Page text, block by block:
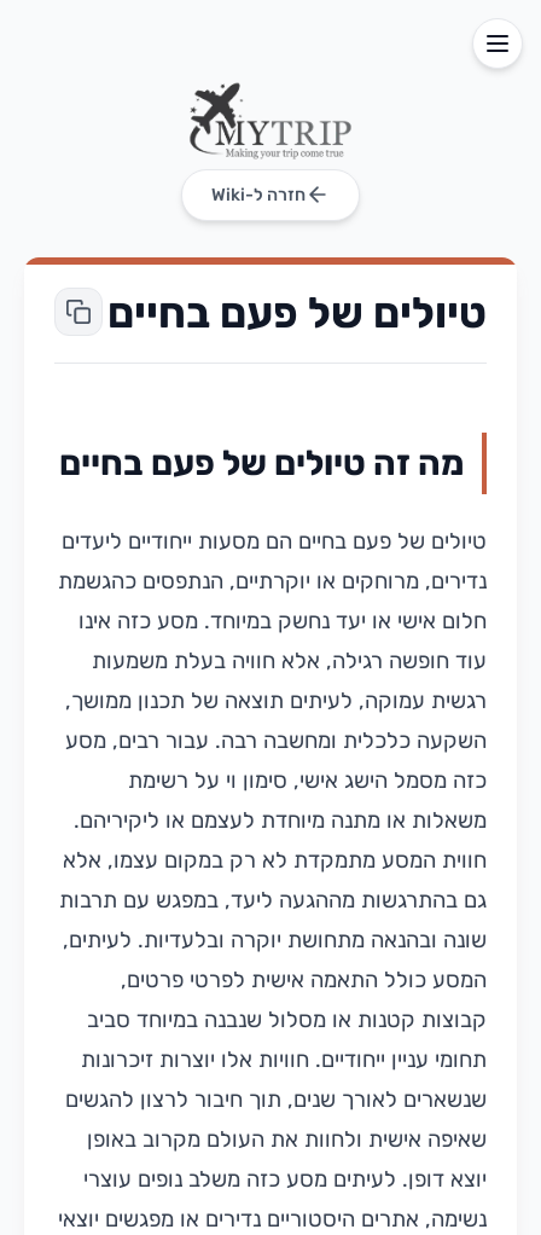
חזרה ל-Wiki
טיולים של פעם בחיים
מה זה טיולים של פעם בחיים
טיולים של פעם בחיים הם מסעות ייחודיים ליעדים
נדירים, מרוחקים או יוקרתיים, הנתפסים כהגשמת
חלום אישי או יעד נחשק במיוחד. מסע כזה אינו
עוד חופשה רגילה, אלא חוויה בעלת משמעות
רגשית עמוקה, לעיתים תוצאה של תכנון ממושך,
השקעה כלכלית ומחשבה רבה. עבור רבים, מסע
כזה מסמל הישג אישי, סימון וי על רשימת
משאלות או מתנה מיוחדת לעצמם או ליקיריהם.
חווית המסע מתמקדת לא רק במקום עצמו, אלא
גם בהתרגשות מההגעה ליעד, במפגש עם תרבות
שונה ובהנאה מתחושת יוקרה ובלעדיות. לעיתים,
המסע כולל התאמה אישית לפרטי פרטים,
קבוצות קטנות או מסלול שנבנה במיוחד סביב
תחומי עניין ייחודיים. חוויות אלו יוצרות זיכרונות
שנשארים לאורך שנים, תוך חיבור לרצון להגשים
שאיפה אישית ולחוות את העולם מקרוב באופן
יוצא דופן. לעיתים מסע כזה משלב נופים עוצרי
נשימה, אתרים היסטוריים נדירים או מפגשים יוצאי